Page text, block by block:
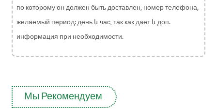
по которому он должен быть доставлен, номер телефона,
желаемый период: день և час, так как дает և доп.
информация при необходимости.
Мы Рекомендуем